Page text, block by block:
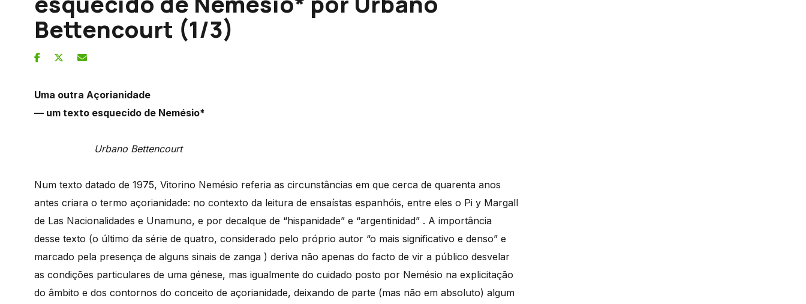
Bettencourt (1/3)
Uma outra Açorianidade
— um texto esquecido de Nemésio*
Urbano Bettencourt
Num texto datado de 1975, Vitorino Nemésio referia as circunstâncias em que cerca de quarenta anos
antes criara o termo açorianidade: no contexto da leitura de ensaístas espanhóis, entre eles o Pi y Margall
de Las Nacionalidades e Unamuno, e por decalque de “hispanidade” e “argentinidad” . A importância
desse texto (o último da série de quatro, considerado pelo próprio autor “o mais significativo e denso” e
marcado pela presença de alguns sinais de zanga ) deriva não apenas do facto de vir a público desvelar
as condições particulares de uma génese, mas igualmente do cuidado posto por Nemésio na explicitação
do âmbito e dos contornos do conceito de açorianidade, deixando de parte (mas não em absoluto) algum